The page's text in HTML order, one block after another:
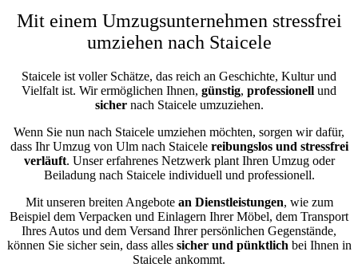
Mit einem Umzugsunternehmen stressfrei
umziehen nach Staicele
Staicele ist voller Schätze, das reich an Geschichte, Kultur und
Vielfalt ist. Wir ermöglichen Ihnen, günstig, professionell und
sichernach Staicele umzuziehen.
Wenn Sie nun nach Staicele umziehen möchten, sorgen wir dafür,
dass Ihr Umzug von Ulm nach Staicele reibungslos und stressfrei
verläuft. Unser erfahrenes Netzwerk plant Ihren Umzug oder
Beiladung nach Staicele individuell und professionell.
Mit unseren breiten Angebotean Dienstleistungen, wie zum
Beispiel dem Verpacken und Einlagern Ihrer Möbel, dem Transport
Ihres Autos und dem Versand Ihrer persönlichen Gegenstände,
können Sie sicher sein, dass alles sicher und pünktlich bei Ihnen in
Staicele ankommt.